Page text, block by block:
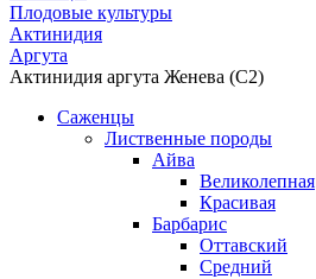
Плодовые культуры
Актинидия
Аргута
Актинидия аргута Женева (С2)
Саженцы
Лиственные породы
Айва
Великолепная
Красивая
Барбарис
Оттавский
Средний